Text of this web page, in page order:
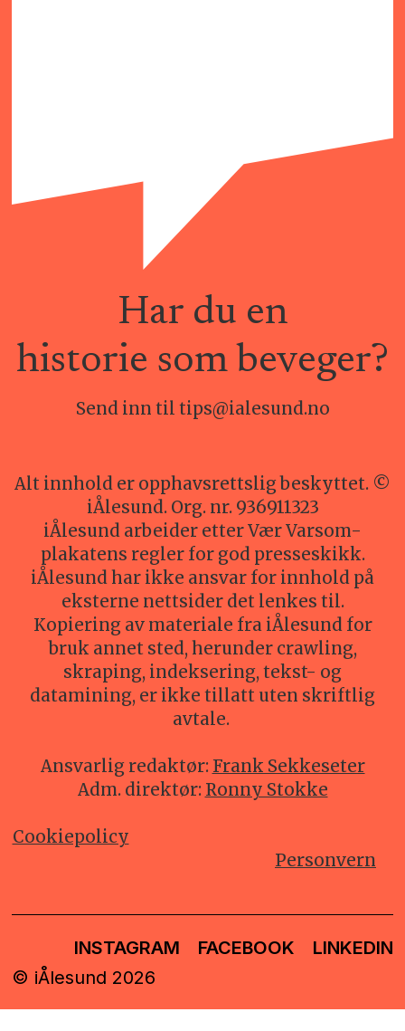
Har du en
historie som beveger?
Send inn til tips@ialesund.no
Alt innhold er opphavsrettslig beskyttet. ©
iÅlesund. Org. nr. 936911323
iÅlesund arbeider etter Vær Varsom-
plakatens regler for god presseskikk.
iÅlesund har ikke ansvar for innhold på
eksterne nettsider det lenkes til.
Kopiering av materiale fra iÅlesund for
bruk annet sted, herunder crawling,
skraping, indeksering, tekst- og
datamining, er ikke tillatt uten skriftlig
avtale.
Ansvarlig redaktør: Frank Sekkeseter
Adm. direktør: Ronny Stokke
Cookiepolicy
Personvern
© iÅlesund 2026
INSTAGRAM FACEBOOK LINKEDIN